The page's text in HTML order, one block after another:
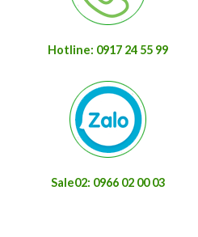
Hotline: 0917 24 55 99
Sale02: 0966 02 00 03